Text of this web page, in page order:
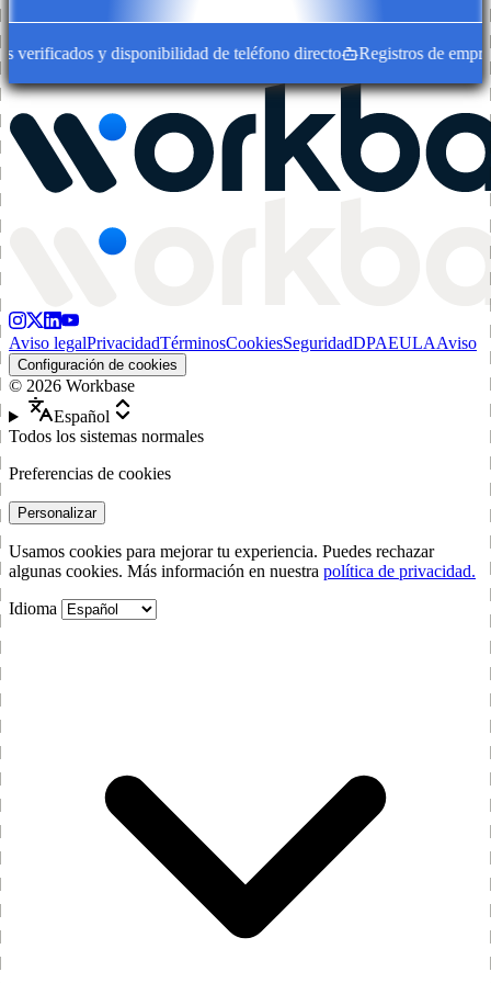
y disponibilidad de teléfono directo Registros de empresa
Aviso legalPrivacidadTérminosCookiesSeguridadDPAEULAAviso
Configuración de cookies
© 2026 Workbase
Español
Todos los sistemas normales
Preferencias de cookies
Personalizar
Usamos cookies para mejorar tu experiencia. Puedes rechazar
algunas cookies. Más información en nuestra política de privacidad.
Idioma